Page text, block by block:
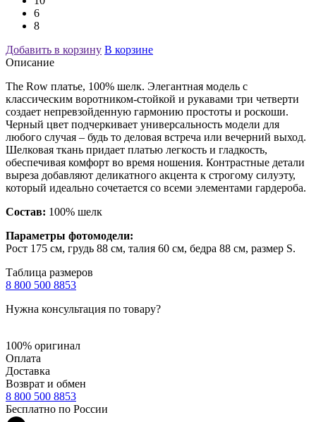
6
8
Добавить в корзину В корзине
Описание
The Row платье, 100% шелк. Элегантная модель с
классическим воротником-стойкой и рукавами три четверти
создает непревзойденную гармонию простоты и роскоши.
Черный цвет подчеркивает универсальность модели для
любого случая – будь то деловая встреча или вечерний выход.
Шелковая ткань придает платью легкость и гладкость,
обеспечивая комфорт во время ношения. Контрастные детали
выреза добавляют деликатного акцента к строгому силуэту,
который идеально сочетается со всеми элементами гардероба.
Состав: 100% шелк
Параметры фотомодели:
Рост 175 см, грудь 88 см, талия 60 см, бедра 88 см, размер S.
Таблица размеров
8 800 500 8853
Нужна консультация по товару?
100% оригинал
Оплата
Доставка
Возврат и обмен
8 800 500 8853
Бесплатно по России